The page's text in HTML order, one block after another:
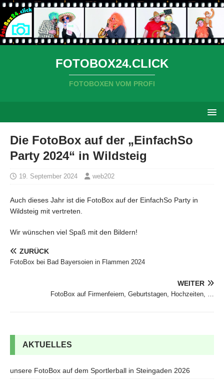
FOTOBOX24.CLICK
FOTOBOXEN VOM PROFI
Die FotoBox auf der „EinfachSo
Party 2024“ in Wildsteig
19. September 2024 web202
Auch dieses Jahr ist die FotoBox auf der EinfachSo Party in
Wildsteig mit vertreten.
Wir wünschen viel Spaß mit den Bildern!
ZURÜCK
FotoBox bei Bad Bayersoien in Flammen 2024
WEITER
FotoBox auf Firmenfeiern, Geburtstagen, Hochzeiten, …
AKTUELLES
unsere FotoBox auf dem Sportlerball in Steingaden 2026